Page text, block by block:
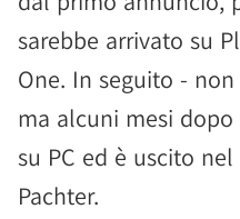
sarebbe arrivato su
One. In seguito -
ma alcuni mesi
su PC ed è uscito
Pachter.